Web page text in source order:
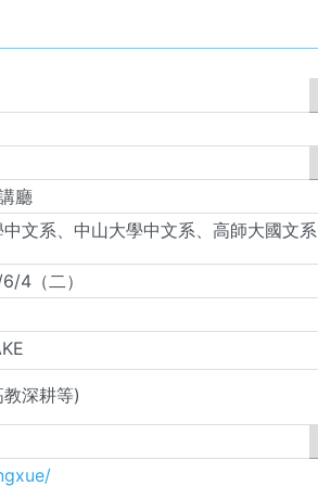
廳
文系、中山大學中文系、高師大國文系
4（二）
深耕等)